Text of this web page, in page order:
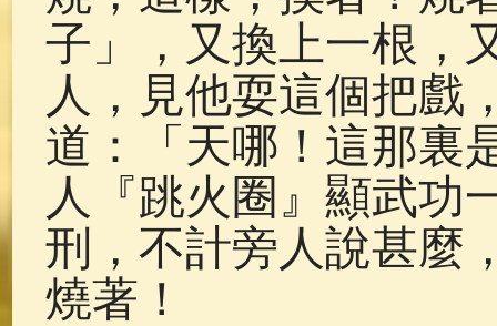
子」，又換上一根，
人，見他耍這個把戲
道：「天哪！這那裏
人『跳火圈』顯武功
刑，不計旁人說甚麼
燒著！